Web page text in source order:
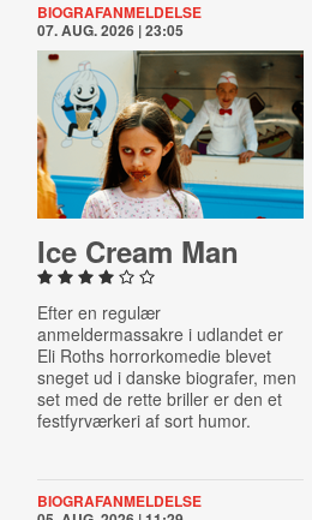
BIOGRAFANMELDELSE
07. AUG. 2026 | 23:05
Ice Cream Man
Efter en regulær
anmeldermassakre i udlandet er
Eli Roths horrorkomedie blevet
sneget ud i danske biografer, men
set med de rette briller er den et
festfyrværkeri af sort humor.
BIOGRAFANMELDELSE